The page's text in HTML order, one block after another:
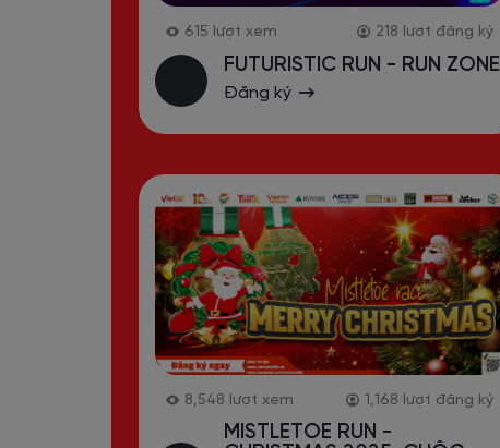
615 lượt xem 218 lượt đăng ký
FUTURISTIC RUN - RUN ZONE
Đăng ký
8,548 lượt xem 1,168 lượt đăng ký
MISTLETOE RUN -